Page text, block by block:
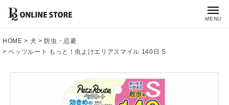
MENU
HOME 犬
防虫・忌避
ペッツルート もっと！虫よけエリアスマイル 140日 S